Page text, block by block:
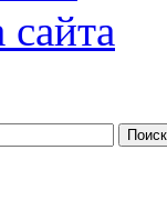
сайта